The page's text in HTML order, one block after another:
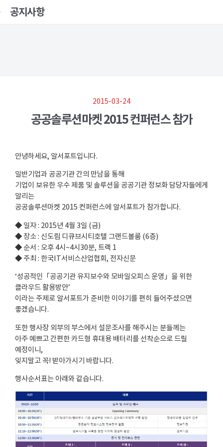
공지사항
2015-03-24
공공솔루션마켓 2015 컨퍼런스 참가
안녕하세요, 알서포트입니다.
일반기업과 공공기관 간의 만남을 통해
기업이 보유한 우수 제품 및 솔루션을 공공기관 정보화 담당자들에게
알리는
공공솔루션마켓 2015 컨퍼런스에 알서포트가 참가합니다.
◆ 일자 : 2015년 4월 3일 (금)
◆ 장소 : 신도림 디큐브시티호텔 그랜드볼룸 (6층)
◆ 순서 : 오후 4시~4시30분, 트랙 1
◆ 주최 : 한국IT서비스산업협회, 전자신문
‘성공적인「공공기관 유지보수와 모바일오피스 운영」을 위한
클라우드 활용방안’
이라는 주제로 알서포트가 준비한 이야기를 편히 들어주셨으면
좋겠습니다.
또한 행사장 외부의 부스에서 설문조사를 해주시는 분들께는
아주 예쁘고 간편한 카드형 휴대용 배터리를 선착순으로 드릴
예정이니,
잊지말고 꼭! 받아가시기 바랍니다.
행사순서표는 아래와 같습니다.